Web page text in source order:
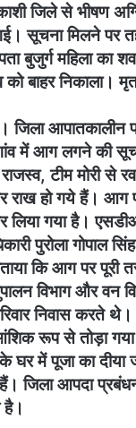
जिले से भीषण
सूचना मिलने पर
बुजुर्ग महिला का
बाहर निकाला।
जिला आपातकालीन
में आग लगने की
राजस्व, टीम मोरी
राख हो गये हैं। आग
गया है।
पुरोला गोपाल
कि आग पर
विभाग और वन
निवास करते
रूप से तोड़ा
के घर में पूजा का
जिला आपदा
है।